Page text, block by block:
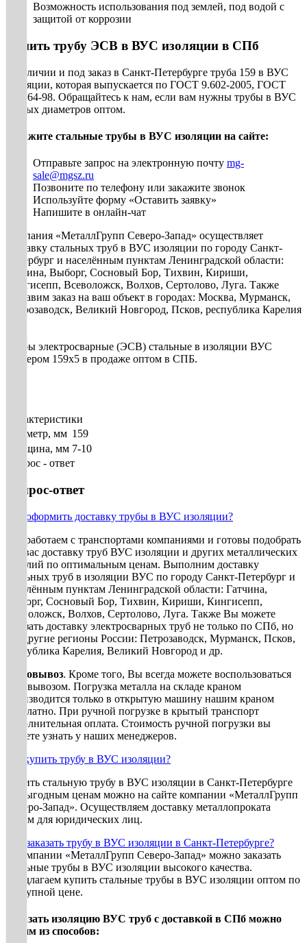
Возможность использования под землей, под водой с
защитой от коррозии
Купить трубу ЭСВ в ВУС изоляции в СПб
В наличии и под заказ в Санкт-Петербурге труба 159 в ВУС
изоляции, которая выпускается по ГОСТ 9.602-2005, ГОСТ
Р51164-98. Обращайтесь к нам, если вам нужны трубы в ВУС
разных диаметров оптом.
Закажите стальные трубы в ВУС изоляции на сайте:
Отправьте запрос на электронную почту mg-
sale@mgsz.ru
Позвоните по телефону или закажите звонок
Используйте форму «Оставить заявку»
Напишите в онлайн-чат
Компания «МеталлГрупп Северо-Запад» осуществляет
доставку стальных труб в ВУС изоляции по городу Санкт-
Петербург и населённым пунктам Ленинградской области:
Гатчина, Выборг, Сосновый Бор, Тихвин, Кириши,
Кингисепп, Всеволожск, Волхов, Сертолово, Луга. Также
доставим заказ на ваш объект в городах: Москва, Мурманск,
Петрозаводск, Великий Новгород, Псков, республика Карелия
Трубы электросварные (ЭСВ) стальные в изоляции ВУС
размером 159х5 в продаже оптом в СПБ.
Характеристики
Диаметр, мм 159
Толщина, мм 7-10
Вопрос - ответ
Вопрос-ответ
Как оформить доставку трубы в ВУС изоляции?
Мы работаем с транспортами компаниями и готовы подобрать
для вас доставку труб ВУС изоляции и других металлических
изделий по оптимальным ценам. Выполним доставку
стальных труб в изоляции ВУС по городу Санкт-Петербург и
населённым пунктам Ленинградской области: Гатчина,
Выборг, Сосновый Бор, Тихвин, Кириши, Кингисепп,
Всеволожск, Волхов, Сертолово, Луга. Также Вы можете
заказать доставку электросварных труб не только по СПб, но
и в другие регионы России: Петрозаводск, Мурманск, Псков,
республика Карелия, Великий Новгород и др.
Самовывоз. Кроме того, Вы всегда можете воспользоваться
самовывозом. Погрузка металла на складе краном
производится только в открытую машину нашим краном
бесплатно. При ручной погрузке в крытый транспорт
дополнительная оплата. Стоимость ручной погрузки вы
можете узнать у наших менеджеров.
Где купить трубу в ВУС изоляции?
Купить стальную трубу в ВУС изоляции в Санкт-Петербурге
по выгодным ценам можно на сайте компании «МеталлГрупп
Северо-Запад». Осуществляем доставку металлопроката
оптом для юридических лиц.
Как заказать трубу в ВУС изоляции в Санкт-Петербурге?
В компании «МеталлГрупп Северо-Запад» можно заказать
стальные трубы в ВУС изоляции высокого качества.
Предлагаем купить стальные трубы в ВУС изоляции оптом по
доступной цене.
Заказать изоляцию ВУС труб с доставкой в СПб можно
одним из способов: